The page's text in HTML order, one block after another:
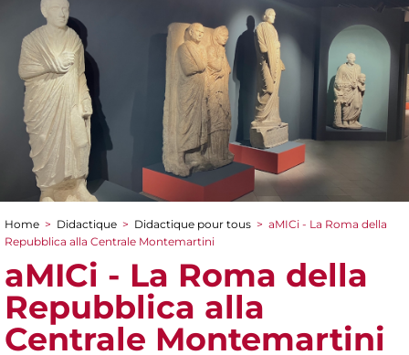
You are here
Home > Didactique > Didactique pour tous > aMICi - La Roma della
Repubblica alla Centrale Montemartini
aMICi - La Roma della
Repubblica alla
Centrale Montemartini